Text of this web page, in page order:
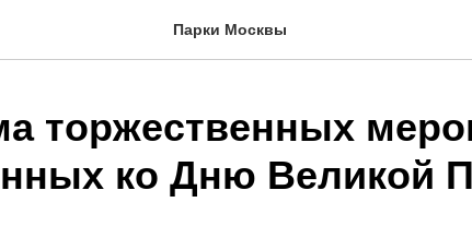
Парки Москвы
торжественных
ко Дню Великой